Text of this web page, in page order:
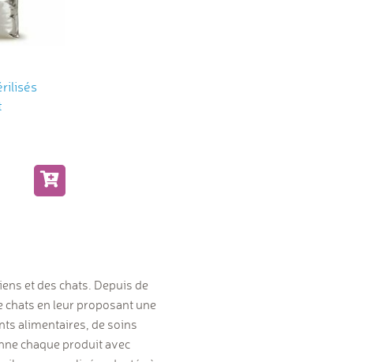
et des chats. Depuis de
en leur proposant une
alimentaires, de soins
chaque produit avec